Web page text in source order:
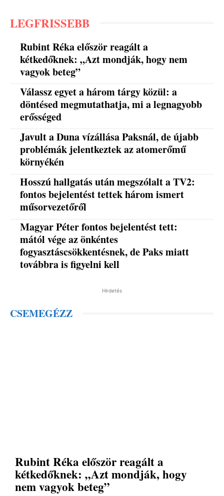
LEGFRISSEBB
Rubint Réka először reagált a
kétkedőknek: „Azt mondják, hogy nem
vagyok beteg”
Válassz egyet a három tárgy közül: a
döntésed megmutathatja, mi a legnagyobb
erősséged
Javult a Duna vízállása Paksnál, de újabb
problémák jelentkeztek az atomerőmű
környékén
Hosszú hallgatás után megszólalt a TV2:
fontos bejelentést tettek három ismert
műsorvezetőről
Magyar Péter fontos bejelentést tett:
mától vége az önkéntes
fogyasztáscsökkentésnek, de Paks miatt
továbbra is figyelni kell
Hirdetés
CSEMEGÉZZ
Rubint Réka először reagált a
kétkedőknek: „Azt mondják, hogy
nem vagyok beteg”